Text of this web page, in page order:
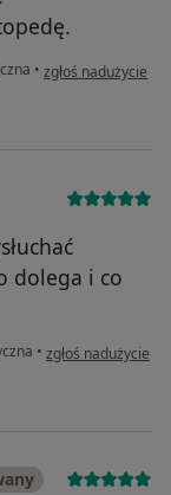
• w opinii
zgłoś nadużycie
dolega i co
• w opinii
zgłoś nadużycie